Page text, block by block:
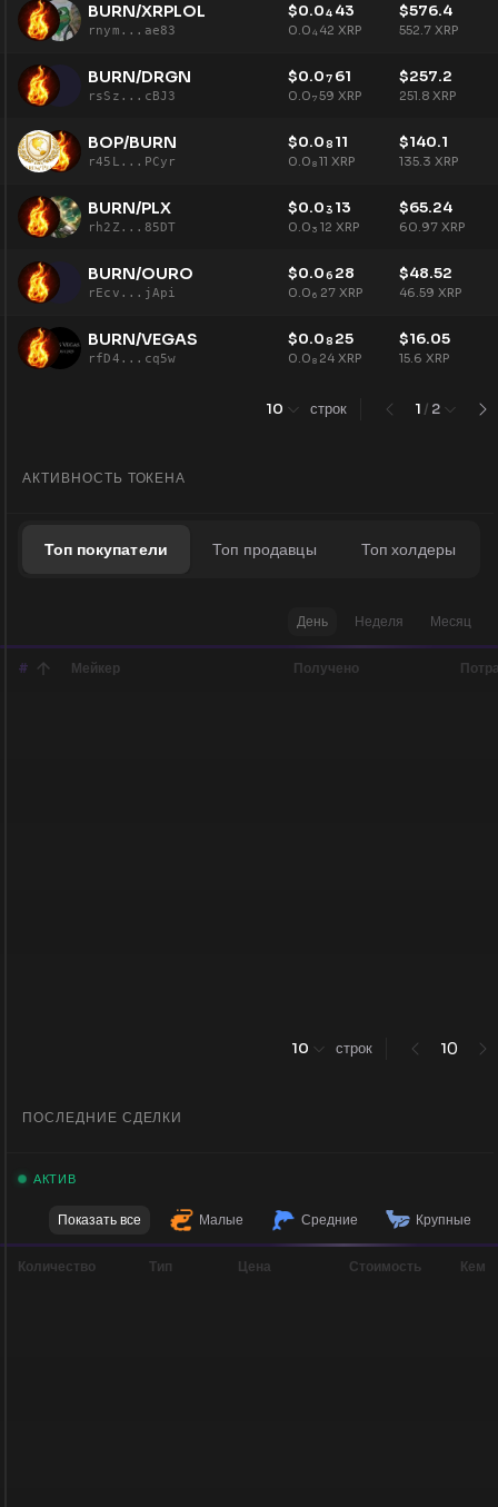
BURN/XRPLOL
rnym...ae83
$0.04 43
0.0 4 42 XRP
$576.4
552.7 XRP
BURN/DRGN
rsSz...cBJ3
$0.07 61
0.0 7 59 XRP
$257.2
251.8 XRP
BOP/BURN
r45L...PCyr
$0.08 11
0.0 8 11 XRP
$140.1
135.3 XRP
BURN/PLX
rh2Z...85DT
$0.03 13
0.0 3 12 XRP
$65.24
60.97 XRP
BURN/OURO
rEcv...jApi
$0.06 28
0.0 6 27 XRP
$48.52
46.59 XRP
BURN/VEGAS
rfD4...cq5w
$0.08 25
0.0 8 24 XRP
$16.05
15.6 XRP
10 строк 1/ 2
АКТИВНОСТЬ ТОКЕНА
Топ покупатели Топ продавцы Топ холдеры
День Неделя Месяц
# Мейкер Получено
10 строк 10
ПОСЛЕДНИЕ СДЕЛКИ
АКТИВ
Показать все Малые Средние Крупные
Количество Тип Цена Стоимость Кем